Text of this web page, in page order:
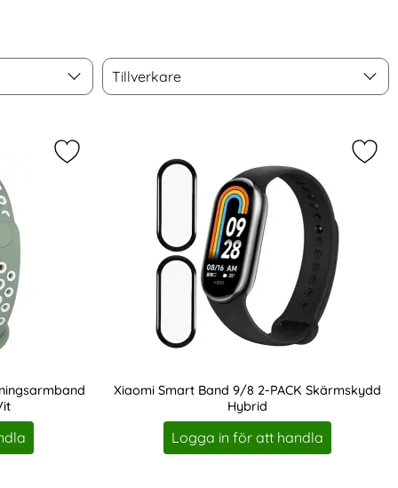
Tillverkare
Tillverkare
Dual-Color Blå/Vit som favorit
Markera xiaomi Smart Band 10/9/8
Xiaomi Smart Band 9/8 2-PACK Skärmskydd
Hybrid
Art. nr 219549
Logga in för att handla